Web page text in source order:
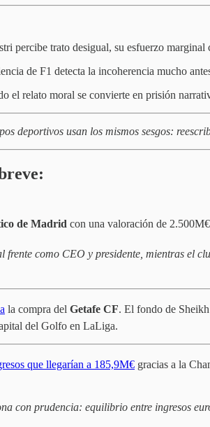
percibe trato desigual, su esfuerzo
de F1 detecta la incoherencia mucho
el relato moral se convierte en prisión
deportivos usan los mismos sesgos:
de Madrid con una valoración de
como CEO y presidente, mientras el
la compra del Getafe CF. El fondo de
del Golfo en LaLiga.
que llegarían a 185,9M€ gracias a la
con prudencia: equilibrio entre ingresos